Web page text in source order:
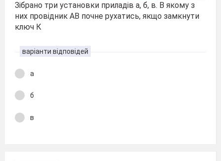
Зібрано три установки приладів а, б, в. В якому з
них провідник АВ почне рухатись, якщо замкнути
ключ К
варіанти відповідей
а
б
в